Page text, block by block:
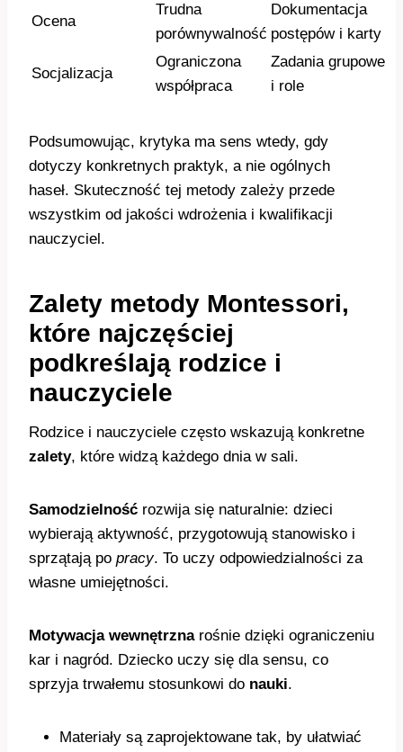
Ocena
Trudna
porównywalność
Dokumentacja
postępów i karty
Socjalizacja
Ograniczona
współpraca
Zadania grupowe
i role
Podsumowując, krytyka ma sens wtedy, gdy
dotyczy konkretnych praktyk, a nie ogólnych
haseł. Skuteczność tej metody zależy przede
wszystkim od jakości wdrożenia i kwalifikacji
nauczyciel.
Zalety metody Montessori,
które najczęściej
podkreślają rodzice i
nauczyciele
Rodzice i nauczyciele często wskazują konkretne
zalety, które widzą każdego dnia w sali.
Samodzielność rozwija się naturalnie: dzieci
wybierają aktywność, przygotowują stanowisko i
sprzątają po pracy. To uczy odpowiedzialności za
własne umiejętności.
Motywacja wewnętrznarośnie dzięki ograniczeniu
kar i nagród. Dziecko uczy się dla sensu, co
sprzyja trwałemu stosunkowi do nauki.
Materiały są zaprojektowane tak, by ułatwiać